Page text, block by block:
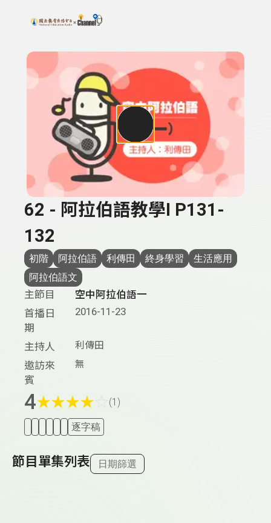
上方功能區塊
搜尋關鍵字：可輸入節目名稱、主持人或關鍵字
62 - 阿拉伯語教學I P131-
132
初階 阿拉伯語 利傳田 終身學習
生活應用
阿拉伯語文
主節目
空中阿拉伯語一
首播日
期
2016-11-23
主持人 利傳田
邀訪來
賓
無
4★★★★ (1)
逐字稿
節目單集列表 日期篩選